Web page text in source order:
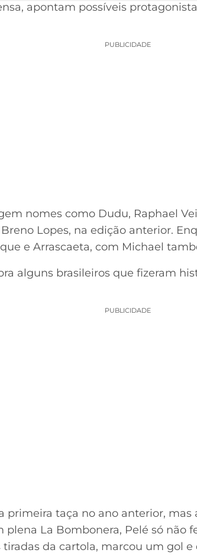
apontam possíveis
PUBLICIDADE
nomes como Dudu, Raphael
Lopes, na edição anterior.
e Arrascaeta, com Michael
alguns brasileiros que fizeram
PUBLICIDADE
primeira taça no ano anterior, mas
plena La Bombonera, Pelé só não
da cartola, marcou um gol